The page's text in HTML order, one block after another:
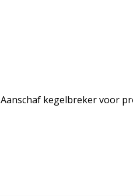
Aanschaf kegelbreker voor